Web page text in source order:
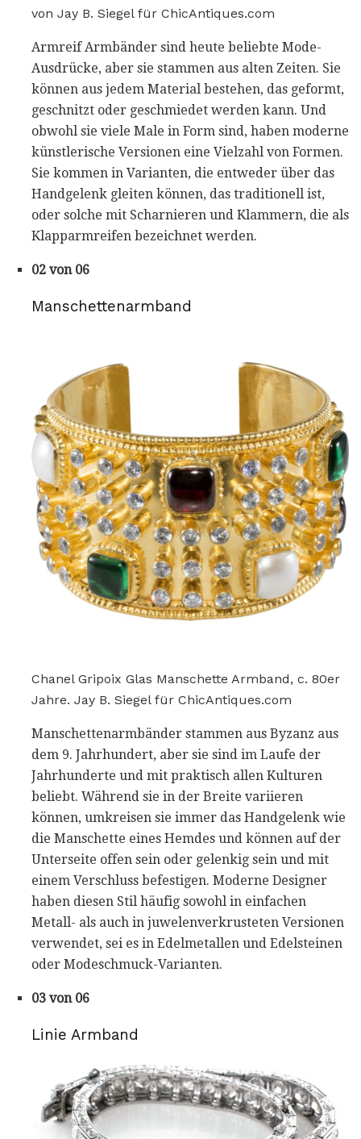
von Jay B. Siegel für ChicAntiques.com
Armreif Armbänder sind heute beliebte Mode-
Ausdrücke, aber sie stammen aus alten Zeiten. Sie
können aus jedem Material bestehen, das geformt,
geschnitzt oder geschmiedet werden kann. Und
obwohl sie viele Male in Form sind, haben moderne
künstlerische Versionen eine Vielzahl von Formen.
Sie kommen in Varianten, die entweder über das
Handgelenk gleiten können, das traditionell ist,
oder solche mit Scharnieren und Klammern, die als
Klapparmreifen bezeichnet werden.
02 von 06
Manschettenarmband
Chanel Gripoix Glas Manschette Armband, c. 80er
Jahre. Jay B. Siegel für ChicAntiques.com
Manschettenarmbänder stammen aus Byzanz aus
dem 9. Jahrhundert, aber sie sind im Laufe der
Jahrhunderte und mit praktisch allen Kulturen
beliebt. Während sie in der Breite variieren
können, umkreisen sie immer das Handgelenk wie
die Manschette eines Hemdes und können auf der
Unterseite offen sein oder gelenkig sein und mit
einem Verschluss befestigen. Moderne Designer
haben diesen Stil häufig sowohl in einfachen
Metall- als auch in juwelenverkrusteten Versionen
verwendet, sei es in Edelmetallen und Edelsteinen
oder Modeschmuck-Varianten.
03 von 06
Linie Armband